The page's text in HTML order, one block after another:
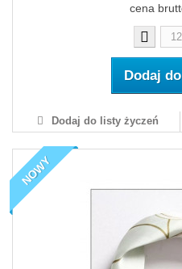
cena
Dodaj
Dodaj do listy życzeń
NOWY